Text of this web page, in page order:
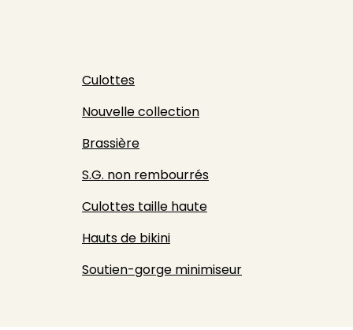
Culottes
Nouvelle collection
Brassière
S.G. non rembourrés
Culottes taille haute
Hauts de bikini
Soutien-gorge minimiseur